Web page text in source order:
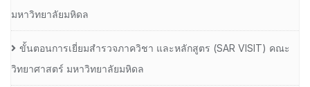
มหาวิทยาลัยมหิดล
ขั้นตอนการเยี่ยมสำรวจภาควิชา และหลักสูตร (SAR VISIT) คณะ
วิทยาศาสตร์ มหาวิทยาลัยมหิดล